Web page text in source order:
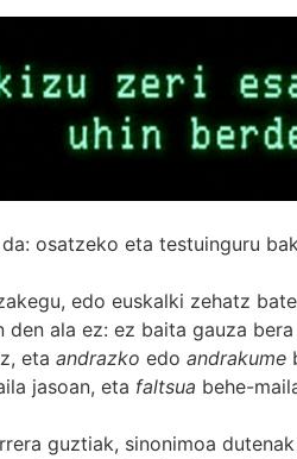
osatzeko eta testuinguru
edo euskalki zehatz
ala ez: ez baita gauza
eta andrazko edo andrakume
jasoan, eta faltsua behe-
guztiak, sinonimoa